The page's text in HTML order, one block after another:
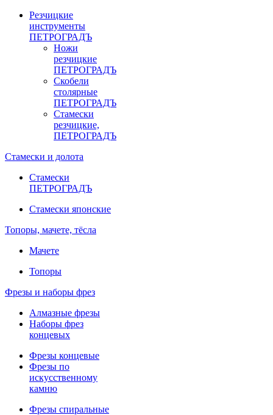
Резчицкие
инструменты
ПЕТРОГРАДЪ
Ножи
резчицкие
ПЕТРОГРАДЪ
Скобели
столярные
ПЕТРОГРАДЪ
Стамески
резчицкие,
ПЕТРОГРАДЪ
Стамески и долота
Стамески
ПЕТРОГРАДЪ
Стамески японские
Топоры, мачете, тёсла
Мачете
Топоры
Фрезы и наборы фрез
Алмазные фрезы
Наборы фрез
концевых
Фрезы концевые
Фрезы по
искусственному
камню
Фрезы спиральные